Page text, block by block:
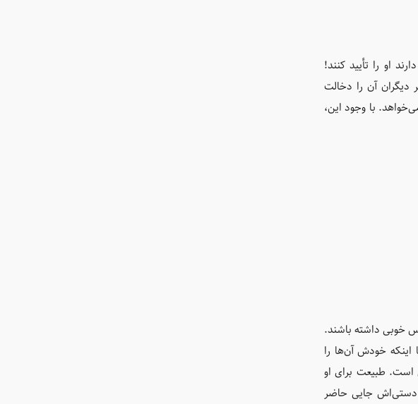
او را تأیید کنند!
آن را دخالت
با وجود این،
خوبی داشته باشند.
اینکه خودش آن‌ها را
طبیعت برای او
دستی‌اش جایی حاضر